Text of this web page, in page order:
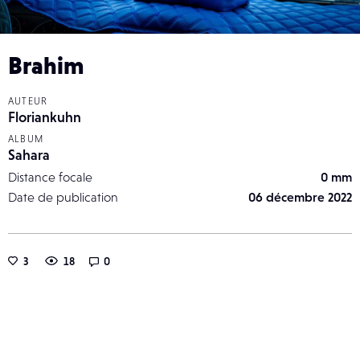
Brahim
AUTEUR
Floriankuhn
ALBUM
Sahara
Distance focale
0 mm
Date de publication
06 décembre 2022
3 18 0